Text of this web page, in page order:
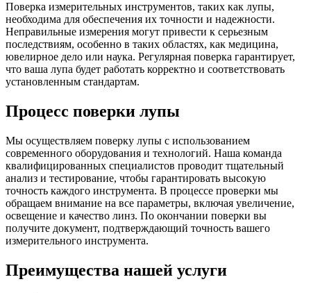
Поверка измерительных инструментов, таких как лупы,
необходима для обеспечения их точности и надежности.
Неправильные измерения могут привести к серьезным
последствиям, особенно в таких областях, как медицина,
ювелирное дело или наука. Регулярная поверка гарантирует,
что ваша лупа будет работать корректно и соответствовать
установленным стандартам.
Процесс поверки лупы
Мы осуществляем поверку лупы с использованием
современного оборудования и технологий. Наша команда
квалифицированных специалистов проводит тщательный
анализ и тестирование, чтобы гарантировать высокую
точность каждого инструмента. В процессе проверки мы
обращаем внимание на все параметры, включая увеличение,
освещение и качество линз. По окончании поверки вы
получите документ, подтверждающий точность вашего
измерительного инструмента.
Преимущества нашей услуги